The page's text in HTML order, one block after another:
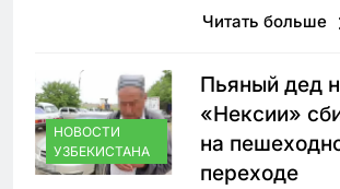
Читать больше
НОВОСТИ
УЗБЕКИСТАНА
Пьяный дед
«Нексии»
на
переходе